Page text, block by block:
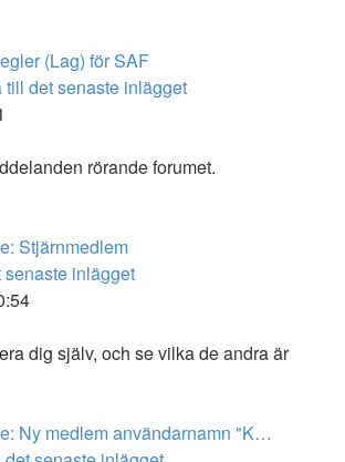
(Lag) för SAF
till det senaste inlägget
rörande forumet.
Stjärnmedlem
senaste inlägget
dig själv, och se vilka de andra är
Ny medlem användarnamn "K…